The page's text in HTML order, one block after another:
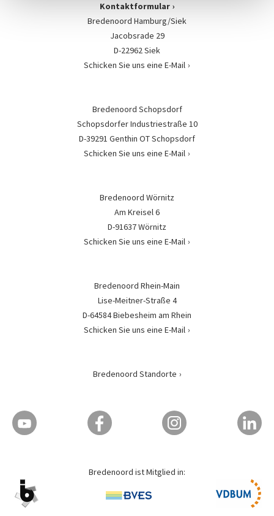
Kontaktformular
Bredenoord Hamburg/Siek
Jacobsrade 29
D-22962 Siek
Schicken Sie uns eine E-Mail
Bredenoord Schopsdorf
Schopsdorfer Industriestraße 10
D-39291 Genthin OT Schopsdorf
Schicken Sie uns eine E-Mail
Bredenoord Wörnitz
Am Kreisel 6
D-91637 Wörnitz
Schicken Sie uns eine E-Mail
Bredenoord Rhein-Main
Lise-Meitner-Straße 4
D-64584 Biebesheim am Rhein
Schicken Sie uns eine E-Mail
Bredenoord Standorte
Bredenoord ist Mitglied in: